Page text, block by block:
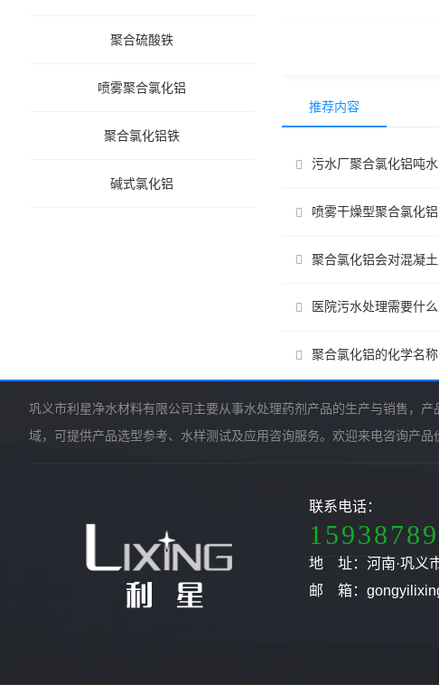
聚合硫酸铁
喷雾聚合氯化铝
聚合氯化铝铁
碱式氯化铝
推荐内容
污水厂聚合氯化铝吨
喷雾干燥型聚合氯化铝
聚合氯化铝会对混凝
医院污水处理需要什么
聚合氯化铝的化学名称
巩义市利星净水材料有限公司主要从事水处理药剂产品的生产与销售，
域，可提供产品选型参考、水样测试及应用咨询服务。欢迎来电咨询产
联系电话：
地 址：河南·巩义
邮 箱：